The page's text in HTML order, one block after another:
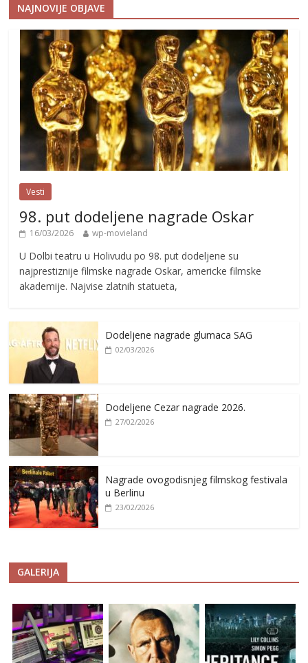
NAJNOVIJE OBJAVE
Vesti
98. put dodeljene nagrade Oskar
16/03/2026 wp-movieland
U Dolbi teatru u Holivudu po 98. put dodeljene su
najprestiznije filmske nagrade Oskar, americke filmske
akademije. Najvise zlatnih statueta,
Dodeljene nagrade glumaca SAG
02/03/2026
Dodeljene Cezar nagrade 2026.
27/02/2026
Nagrade ovogodisnjeg filmskog festivala
u Berlinu
23/02/2026
GALERIJA